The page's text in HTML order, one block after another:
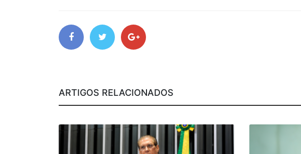
ARTIGOS RELACIONADOS